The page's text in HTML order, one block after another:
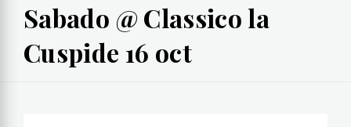
Sabado @ Classico la
Cuspide 16 oct